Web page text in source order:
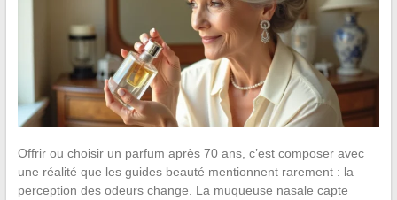
Offrir ou choisir un parfum après 70 ans, c’est composer avec
une réalité que les guides beauté mentionnent rarement : la
perception des odeurs change. La muqueuse nasale capte